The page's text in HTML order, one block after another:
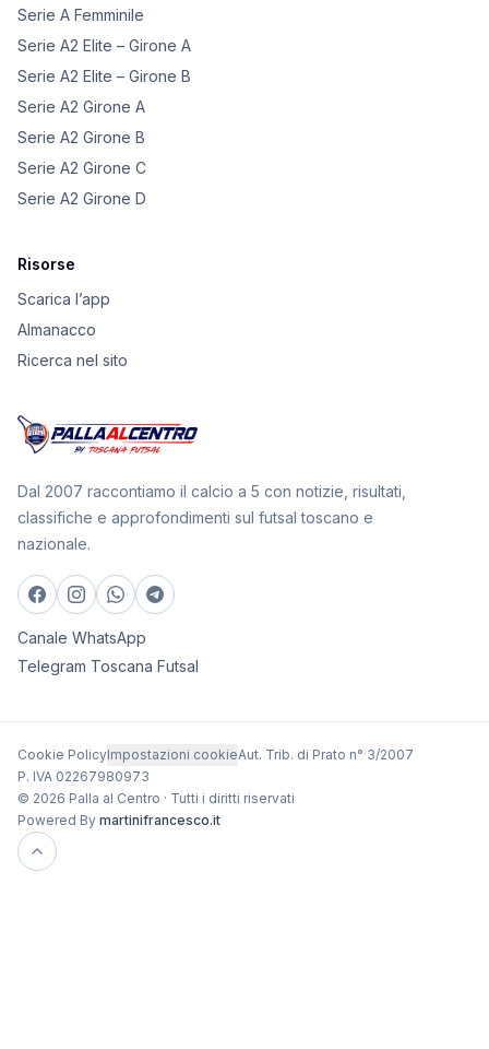
Serie A Femminile
Serie A2 Elite – Girone A
Serie A2 Elite – Girone B
Serie A2 Girone A
Serie A2 Girone B
Serie A2 Girone C
Serie A2 Girone D
Risorse
Scarica l’app
Almanacco
Ricerca nel sito
Dal 2007 raccontiamo il calcio a 5 con notizie, risultati,
classifiche e approfondimenti sul futsal toscano e
nazionale.
Canale WhatsApp
Telegram Toscana Futsal
Cookie PolicyImpostazioni cookieAut. Trib. di Prato n° 3/2007
P. IVA 02267980973
© 2026 Palla al Centro · Tutti i diritti riservati
Powered By martinifrancesco.it